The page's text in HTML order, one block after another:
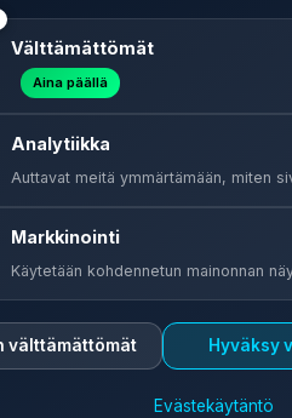
laitteita
talven pahimpiin kuukausiin
– mitä odottaa?
– korkein riski
– nopea lasku
halvinta pörssisähköä
Välttämättömät
Aina päällä
Analytiikka
Auttavat meitä ymmärtämään, miten
Markkinointi
Käytetään kohdennetun mainonnan
välttämättömät Hyväksy
Evästekäytäntö